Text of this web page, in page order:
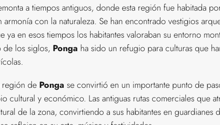
a tiempos antiguos, donde esta región fue habitada
con la naturaleza. Se han encontrado vestigios
ya en esos tiempos los habitantes valoraban su entorno
los siglos, Ponga ha sido un refugio para culturas que
región de Ponga se convirtió en un importante punto de
cultural y económico. Las antiguas rutas comerciales que
de la zona, convirtiendo a sus habitantes en guardianes